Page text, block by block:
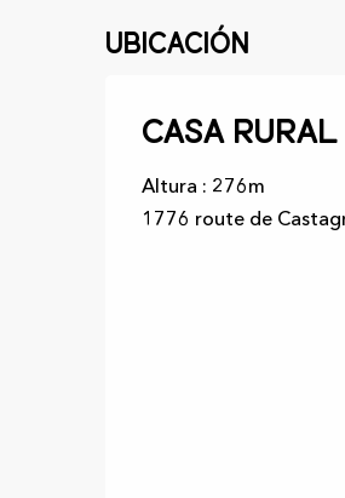
Ubicación
Casa rural
Altura : 276m
1776 route de